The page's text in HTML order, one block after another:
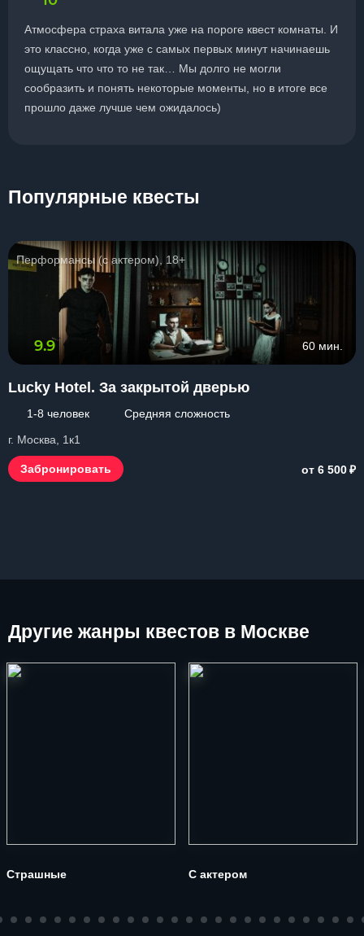
Атмосфера страха витала уже на пороге квест комнаты. И
это классно, когда уже с самых первых минут начинаешь
ощущать что что то не так… Мы долго не могли
сообразить и понять некоторые моменты, но в итоге все
прошло даже лучше чем ожидалось)
Популярные квесты
Перформансы (с актером), 18+
9.9 60 мин.
Lucky Hotel. За закрытой дверью
1-8 человек
Средняя сложность
г. Москва, 1к1
Забронировать от 6 500₽
Другие жанры квестов в Москве
Страшные С актером